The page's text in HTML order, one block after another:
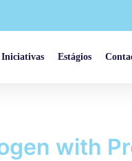
Iniciativas Estágios
with